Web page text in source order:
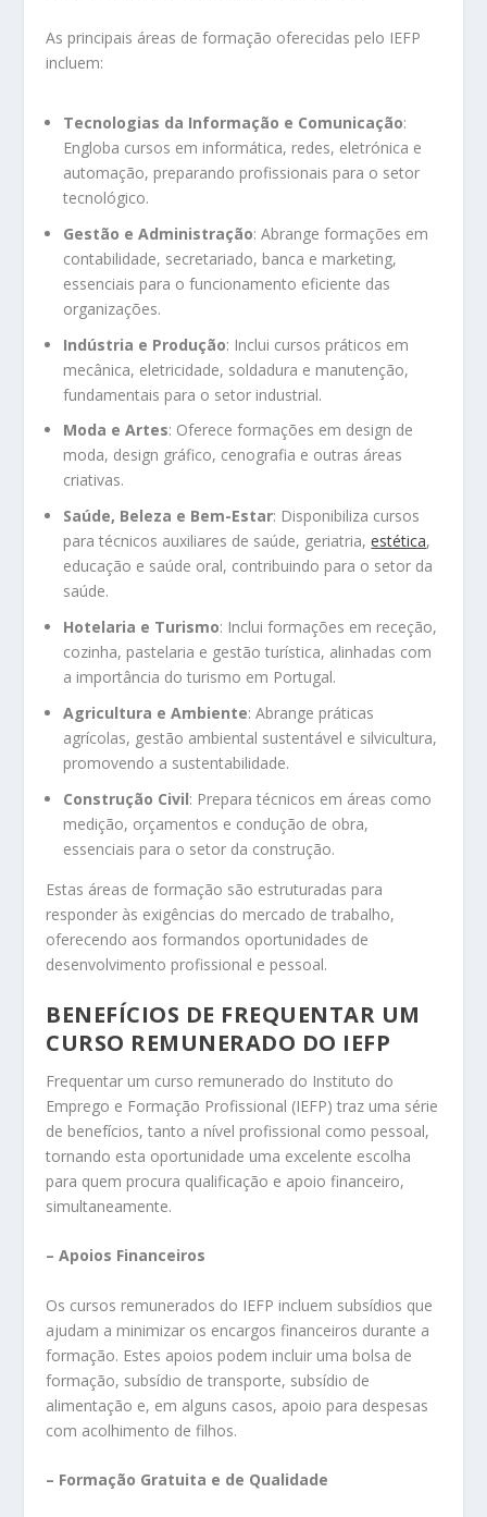
As principais áreas de formação oferecidas pelo IEFP
incluem:
Tecnologias da Informação e Comunicação:
Engloba cursos em informática, redes, eletrónica e
automação, preparando profissionais para o setor
tecnológico.
Gestão e Administração:Abrange formações em
contabilidade, secretariado, banca e marketing,
essenciais para o funcionamento eficiente das
organizações.
Indústria e Produção: Inclui cursos práticos em
mecânica, eletricidade, soldadura e manutenção,
fundamentais para o setor industrial.
Moda e Artes: Oferece formações em design de
moda, design gráfico, cenografia e outras áreas
criativas.
Saúde, Beleza e Bem-Estar: Disponibiliza cursos
para técnicos auxiliares de saúde, geriatria,estética,
educação e saúde oral, contribuindo para o setor da
saúde.
Hotelaria e Turismo: Inclui formações em receção,
cozinha, pastelaria e gestão turística, alinhadas com
a importância do turismo em Portugal.
Agricultura e Ambiente:Abrange práticas
agrícolas, gestão ambiental sustentável e silvicultura,
promovendo a sustentabilidade.
Construção Civil: Prepara técnicos em áreas como
medição, orçamentos e condução de obra,
essenciais para o setor da construção.
Estas áreas de formação são estruturadas para
responder às exigências do mercado de trabalho,
oferecendo aos formandos oportunidades de
desenvolvimento profissional e pessoal.
BENEFÍCIOS DE FREQUENTAR UM
CURSO REMUNERADO DO IEFP
Frequentar um curso remunerado do Instituto do
Emprego e Formação Profissional (IEFP) traz uma série
de benefícios, tanto a nível profissional como pessoal,
tornando esta oportunidade uma excelente escolha
para quem procura qualificação e apoio financeiro,
simultaneamente.
– Apoios Financeiros
Os cursos remunerados do IEFP incluem subsídios que
ajudam a minimizar os encargos financeiros durante a
formação. Estes apoios podem incluir uma bolsa de
formação, subsídio de transporte, subsídio de
alimentação e, em alguns casos, apoio para despesas
com acolhimento de filhos.
– Formação Gratuita e de Qualidade